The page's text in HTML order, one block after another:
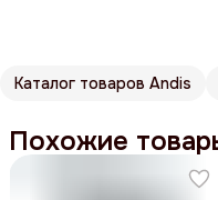
Каталог товаров Andis
Похожие